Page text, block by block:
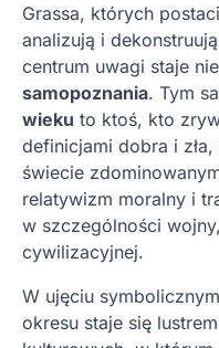
Grassa, których
analizują i
centrum uwagi staje
samopoznania. Tym
wieku to ktoś, kto
definicjami dobra i
świecie
relatywizm moralny i
w szczególności
cywilizacyjnej.
W ujęciu symbolicznym
okresu staje się